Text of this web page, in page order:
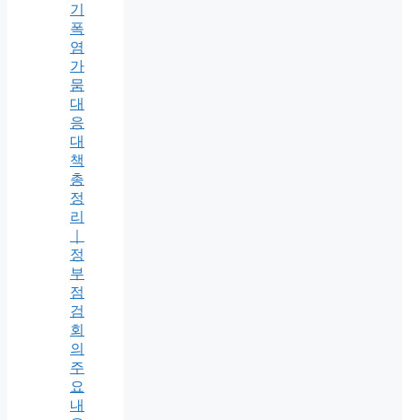
기
폭
염
가
뭄
대
응
대
책
총
정
리
정
부
점
검
회
의
주
요
내